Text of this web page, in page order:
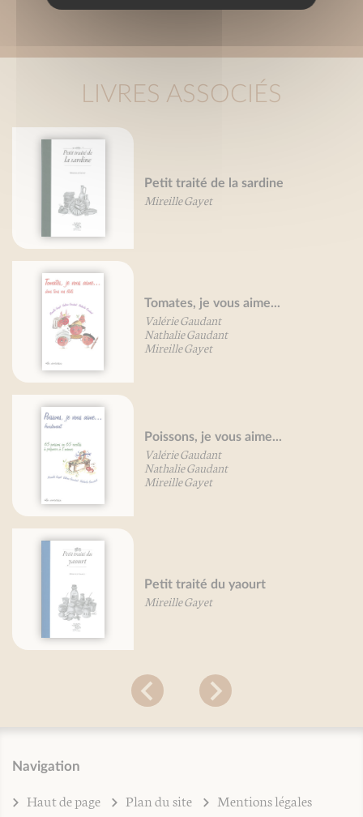
LIVRES ASSOCIÉS
Petit traité de la sardine
Mireille Gayet
Tomates, je vous aime...
Valérie Gaudant
Nathalie Gaudant
Mireille Gayet
Poissons, je vous aime...
Valérie Gaudant
Nathalie Gaudant
Mireille Gayet
Petit traité du yaourt
Mireille Gayet
Navigation
Haut de page Plan du site
Mentions légales